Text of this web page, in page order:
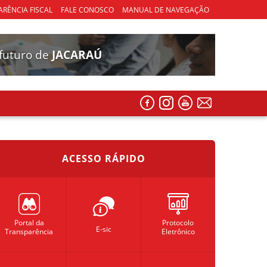
FISCAL FALE CONOSCO MANUAL DE NAVEGAÇÃO
deJACARAÚ
ACESSO RÁPIDO
Portal da
Transparência
E-sic
Protocolo
Eletrônico